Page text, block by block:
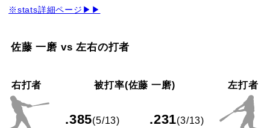
※stats詳細ページ▶▶
佐藤 一磨 vs 左右の打者
右打者 被打率(佐藤 一磨) 左打者
.385(5/13) .231(3/13)